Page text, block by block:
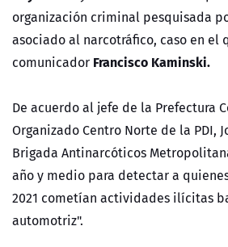
organización criminal pesquisada
asociado al narcotráfico, caso en el
comunicador Francisco Kaminski.
De acuerdo al jefe de la Prefectura
Organizado Centro Norte de la PDI,
Brigada Antinarcóticos
año y medio para detectar a
2021 cometían actividades ilícitas
automotriz".